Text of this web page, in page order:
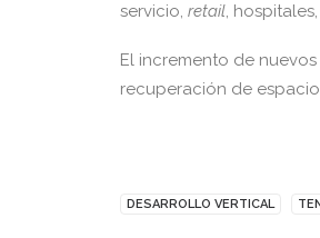
servicio, retail,
El incremento de
recuperación de
DESARROLLO VERTICAL